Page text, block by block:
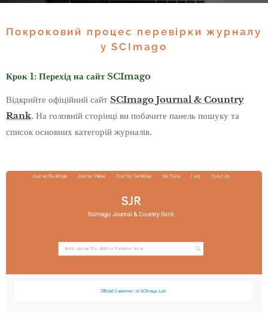
Покроковий процес перевірки журналу
у SCImago
Крок 1: Перехід на сайт SCImago
Відкрийте офіційний сайт SCImago Journal & Country
Rank. На головній сторінці ви побачите панель пошуку та
список основних категорій журналів.